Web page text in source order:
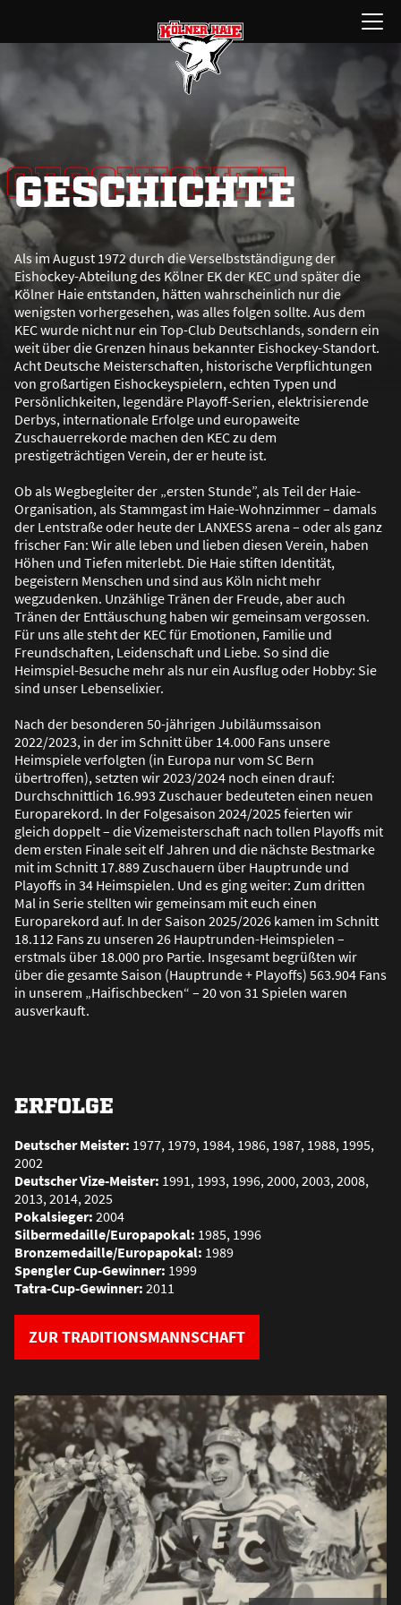
springen
Menü
öffnen
GESCHICHTE
GESCHICHTE
Als im August 1972 durch die Verselbstständigung der
Eishockey-Abteilung des Kölner EK der KEC und später die
Kölner Haie entstanden, hätten wahrscheinlich nur die
wenigsten vorhergesehen, was alles folgen sollte. Aus dem
KEC wurde nicht nur ein Top-Club Deutschlands, sondern ein
weit über die Grenzen hinaus bekannter Eishockey-Standort.
Acht Deutsche Meisterschaften, historische Verpflichtungen
von großartigen Eishockeyspielern, echten Typen und
Persönlichkeiten, legendäre Playoff-Serien, elektrisierende
Derbys, internationale Erfolge und europaweite
Zuschauerrekorde machen den KEC zu dem
prestigeträchtigen Verein, der er heute ist.
Ob als Wegbegleiter der „ersten Stunde”, als Teil der Haie-
Organisation, als Stammgast im Haie-Wohnzimmer – damals
der Lentstraße oder heute der LANXESS arena – oder als ganz
frischer Fan: Wir alle leben und lieben diesen Verein, haben
Höhen und Tiefen miterlebt. Die Haie stiften Identität,
begeistern Menschen und sind aus Köln nicht mehr
wegzudenken. Unzählige Tränen der Freude, aber auch
Tränen der Enttäuschung haben wir gemeinsam vergossen.
Für uns alle steht der KEC für Emotionen, Familie und
Freundschaften, Leidenschaft und Liebe. So sind die
Heimspiel-Besuche mehr als nur ein Ausflug oder Hobby: Sie
sind unser Lebenselixier.
Nach der besonderen 50-jährigen Jubiläumssaison
2022/2023, in der im Schnitt über 14.000 Fans unsere
Heimspiele verfolgten (in Europa nur vom SC Bern
übertroffen), setzten wir 2023/2024 noch einen drauf:
Durchschnittlich 16.993 Zuschauer bedeuteten einen neuen
Europarekord. In der Folgesaison 2024/2025 feierten wir
gleich doppelt – die Vizemeisterschaft nach tollen Playoffs mit
dem ersten Finale seit elf Jahren und die nächste Bestmarke
mit im Schnitt 17.889 Zuschauern über Hauptrunde und
Playoffs in 34 Heimspielen. Und es ging weiter: Zum dritten
Mal in Serie stellten wir gemeinsam mit euch einen
Europarekord auf. In der Saison 2025/2026 kamen im Schnitt
18.112 Fans zu unseren 26 Hauptrunden-Heimspielen –
erstmals über 18.000 pro Partie. Insgesamt begrüßten wir
über die gesamte Saison (Hauptrunde + Playoffs) 563.904 Fans
in unserem „Haifischbecken“ – 20 von 31 Spielen waren
ausverkauft.
ERFOLGE
Deutscher Meister: 1977, 1979, 1984, 1986, 1987, 1988, 1995,
2002
Deutscher Vize-Meister: 1991, 1993, 1996, 2000, 2003, 2008,
2013, 2014, 2025
Pokalsieger: 2004
Silbermedaille/Europapokal: 1985, 1996
Bronzemedaille/Europapokal: 1989
Spengler Cup-Gewinner: 1999
Tatra-Cup-Gewinner: 2011
ZUR TRADITIONSMANNSCHAFT